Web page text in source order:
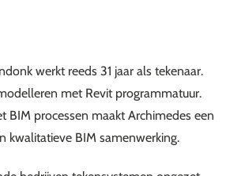
werkt reeds 31 jaar als tekenaar.
met Revit programmatuur.
BIM processen maakt Archimedes een
kwalitatieve BIM samenwerking.